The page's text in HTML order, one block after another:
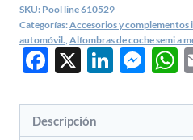
VOLKSWAGEN
universales
Pool
610529
cantidad
SKU: Pool line 610529
Categorías:Accesorios y complementos
automóvil. Alfombras de coche semi a
Facebook
X
Descripción